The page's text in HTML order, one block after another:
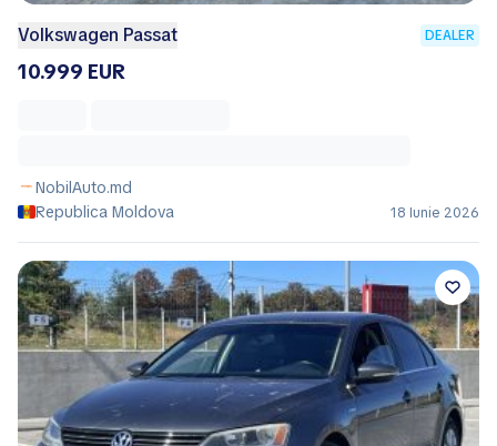
Volkswagen Passat DEALER
10.999 EUR
NobilAuto.md
Republica Moldova
18 Iunie 2026